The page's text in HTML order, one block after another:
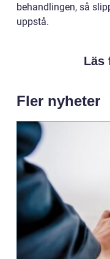
behandlingen, så
uppstå.
Läs
Fler nyheter